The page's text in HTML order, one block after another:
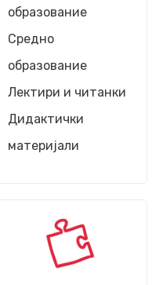
образование
Средно
образование
Лектири и читанки
Дидактички
материјали